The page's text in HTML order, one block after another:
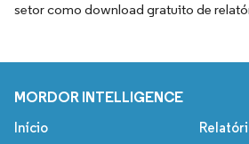
setor como download gratuito de
MORDOR INTELLIGENCE
Início